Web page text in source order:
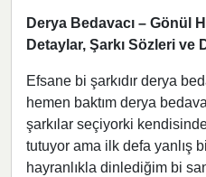
Derya Bedavacı – Gönül
Detaylar, Şarkı Sözleri ve
Efsane bi şarkıdır derya
hemen baktım derya
şarkılar seçiyorki
tutuyor ama ilk defa yanlış
hayranlıkla dinlediğim bi